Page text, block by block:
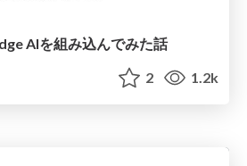
AIを組み込んでみた話
2 1.2k